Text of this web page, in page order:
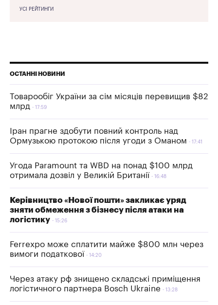
УСІ РЕЙТИНГИ
ОСТАННІ НОВИНИ
Товарообіг України за сім місяців перевищив $82
млрд
17:59
Іран прагне здобути повний контроль над
Ормузькою протокою після угоди з Оманом
17:41
Угода Paramount та WBD на понад $100 млрд
отримала дозвіл у Великій Британії
16:48
Керівництво «Нової пошти» закликає уряд
зняти обмеження з бізнесу після атаки на
логістику
15:26
Ferrexpo може сплатити майже $800 млн через
вимоги податкової
14:20
Через атаку рф знищено складські приміщення
логістичного партнера Bosch Ukraine
13:28